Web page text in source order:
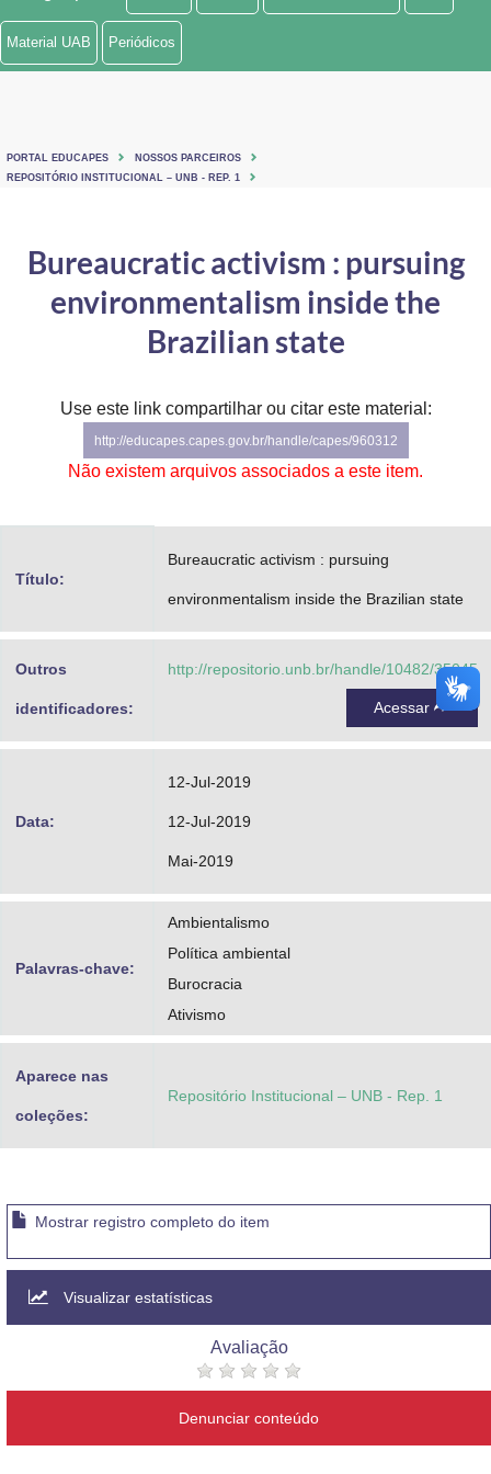
Ministério de Minas e Energia
Ministério do Turismo
Controladoria-Geral da União
Secretaria de Governo
Gabinete de Segurança Institucional
Material UAB Periódicos
PORTAL EDUCAPES
NOSSOS PARCEIROS
REPOSITÓRIO INSTITUCIONAL – UNB - REP. 1
Bureaucratic activism : pursuing
environmentalism inside the
Brazilian state
Use este link compartilhar ou citar este material:
http://educapes.capes.gov.br/handle/capes/960312
Não existem arquivos associados a este item.
Título:
Bureaucratic activism : pursuing
environmentalism inside the Brazilian state
Outros
identificadores:
http://repositorio.unb.br/handle/10482/35045
Acessar
Data:
12-Jul-2019
12-Jul-2019
Mai-2019
Palavras-chave:
Ambientalismo
Política ambiental
Burocracia
Ativismo
Aparece nas
coleções:
Repositório Institucional – UNB - Rep. 1
Mostrar registro completo do item
Visualizar estatísticas
Avaliação
Denunciar conteúdo